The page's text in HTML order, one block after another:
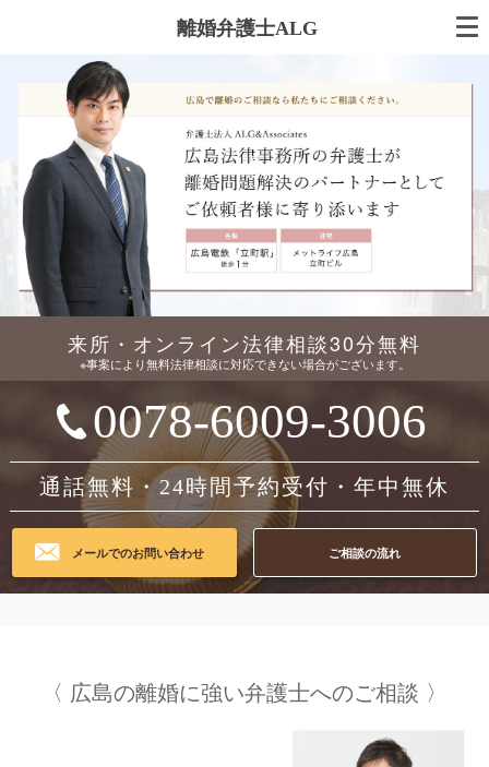
離婚弁護士ALG
来所・オンライン法律相談30分無料
※事案により無料法律相談に対応できない場合がございます。
0078-6009-3006
通話無料・24時間予約受付・年中無休
メールでのお問い合わせ ご相談の流れ
広島の離婚に強い弁護士へのご相談